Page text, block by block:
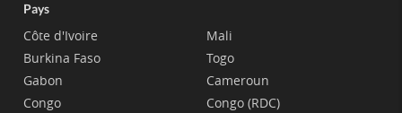
Pays
Côte d'Ivoire
Burkina Faso
Gabon
Congo
Mali
Togo
Cameroun
Congo (RDC)